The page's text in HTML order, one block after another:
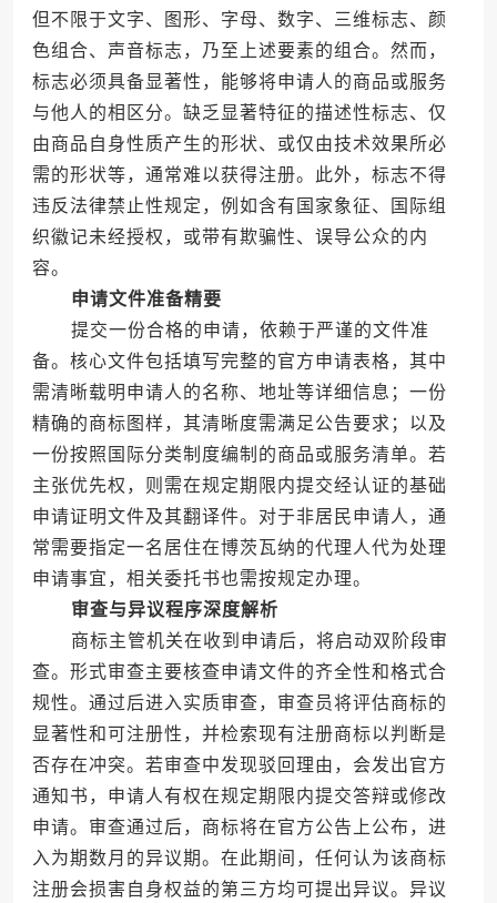
但不限于文字、图形、字母、数字、三维标志、颜
色组合、声音标志，乃至上述要素的组合。然而，
标志必须具备显著性，能够将申请人的商品或服务
与他人的相区分。缺乏显著特征的描述性标志、仅
由商品自身性质产生的形状、或仅由技术效果所必
需的形状等，通常难以获得注册。此外，标志不得
违反法律禁止性规定，例如含有国家象征、国际组
织徽记未经授权，或带有欺骗性、误导公众的内
容。
申请文件准备精要
提交一份合格的申请，依赖于严谨的文件准
备。核心文件包括填写完整的官方申请表格，其中
需清晰载明申请人的名称、地址等详细信息；一份
精确的商标图样，其清晰度需满足公告要求；以及
一份按照国际分类制度编制的商品或服务清单。若
主张优先权，则需在规定期限内提交经认证的基础
申请证明文件及其翻译件。对于非居民申请人，通
常需要指定一名居住在博茨瓦纳的代理人代为处理
申请事宜，相关委托书也需按规定办理。
审查与异议程序深度解析
商标主管机关在收到申请后，将启动双阶段审
查。形式审查主要核查申请文件的齐全性和格式合
规性。通过后进入实质审查，审查员将评估商标的
显著性和可注册性，并检索现有注册商标以判断是
否存在冲突。若审查中发现驳回理由，会发出官方
通知书，申请人有权在规定期限内提交答辩或修改
申请。审查通过后，商标将在官方公告上公布，进
入为期数月的异议期。在此期间，任何认为该商标
注册会损害自身权益的第三方均可提出异议。异议